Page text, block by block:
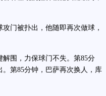
门被扑出，他随即再次做球，
围，力保球门不失。第85分
第85分钟，巴萨再次换人，库